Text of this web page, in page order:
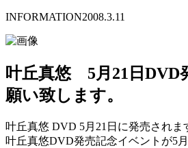
INFORMATION2008.3.11
叶丘真悠 5月21日
願い致します。
叶丘真悠 DVD 5月21日に発売されま
叶丘真悠DVD発売記念イベントが5